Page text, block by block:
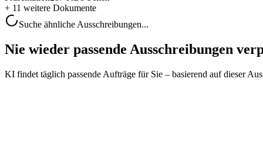
+ 11 weitere Dokumente
Suche ähnliche Ausschreibungen...
Nie wieder passende Ausschreibungen
KI findet täglich passende Aufträge für Sie – basierend auf dieser